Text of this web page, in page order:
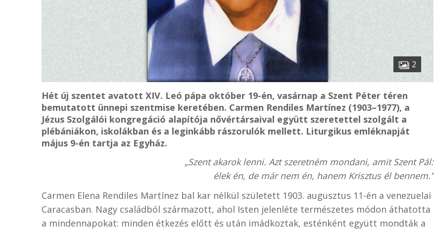
2
Hét új szentet avatott XIV. Leó pápa október 19-én, vasárnap a Szent Péter téren
bemutatott ünnepi szentmise keretében. Carmen Rendiles Martínez (1903–1977), a
Jézus Szolgálói kongregáció alapítója nővértársaival együtt szeretettel szolgált a
plébániákon, iskolákban és a leginkább rászorulók mellett. Liturgikus emléknapját
május 9-én tartja az Egyház.
„Szent akarok lenni. Azt szeretném mondani, amit Szent Pál:
élek én, de már nem én, hanem Krisztus él bennem.”
Carmen Elena Rendiles Martínez bal kar nélkül született 1903. augusztus 11-én a venezuelai
Caracasban. Nagy családból származott, ahol Isten jelenléte természetes módon áthatotta
a mindennapokat: minden étkezés előtt és után imádkoztak, esténként együtt mondták a